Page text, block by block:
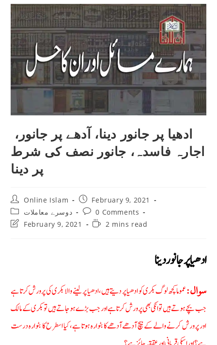
اجارہ فاسدہ، جانور نصف کی شرط
پر دینا
Post
author:
Online Islam
Post
published:
February 9, 2021
Post
category:
دوسرے معاملات
Post
comments:
0 Comments
PostFebruary 9, 2021
Reading2 mins read
ادھیا پر جانور دینا
سوال:عموما کچھ لوگ بکری کو ادهیا پر دیتے ہیں، ادهیا پر لینے والا بکری کی پرورش کرتا ہے
جب بچے ہوتے ہیں تو انکی بهی پرورش کرتا ہے اور جب بڑے ہوجاتے ہیں تو بکری کے مالک
اور پرورش کرنے والے کے بیچ آدهےآدهےکا بٹوارہ ہوتا ہے، کیا اسطرح کا بٹوارہ درست